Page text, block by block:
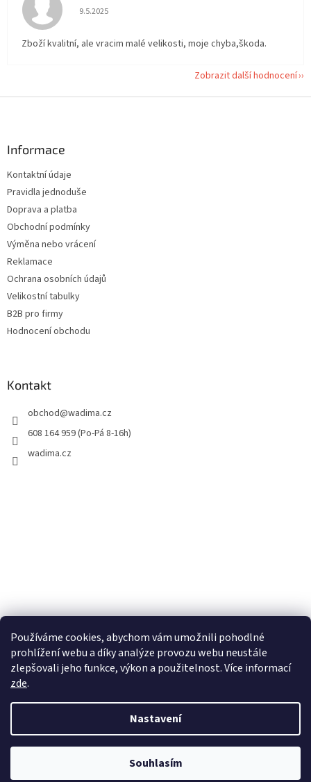
Používáme cookies, abychom vám umožnili pohodlné
prohlížení webu a díky analýze provozu webu neustále
zlepšovali jeho funkce, výkon a použitelnost. Více informací
zde.
Nastavení
Souhlasím
Hodnocení obchodu je 5 z 5 hvězdiček.
9.5.2025
Zboží kvalitní, ale vracim malé velikosti, moje chyba,škoda.
Zobrazit další hodnocení
Informace
Kontaktní údaje
Pravidla jednoduše
Doprava a platba
Obchodní podmínky
Výměna nebo vrácení
Reklamace
Ochrana osobních údajů
Velikostní tabulky
B2B pro firmy
Hodnocení obchodu
Kontakt
obchod@wadima.cz
608 164 959 (Po-Pá 8-16h)
wadima.cz
Copyright 2026wadima.cz - kvalitní oblečení a prádlo pro
. Všechna práva vyhrazena.